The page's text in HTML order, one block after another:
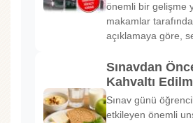
önemli bir gelişme
makamlar
açıklamaya göre,
Sınavdan
Kahvaltı
Sınav günü
etkileyen önemli